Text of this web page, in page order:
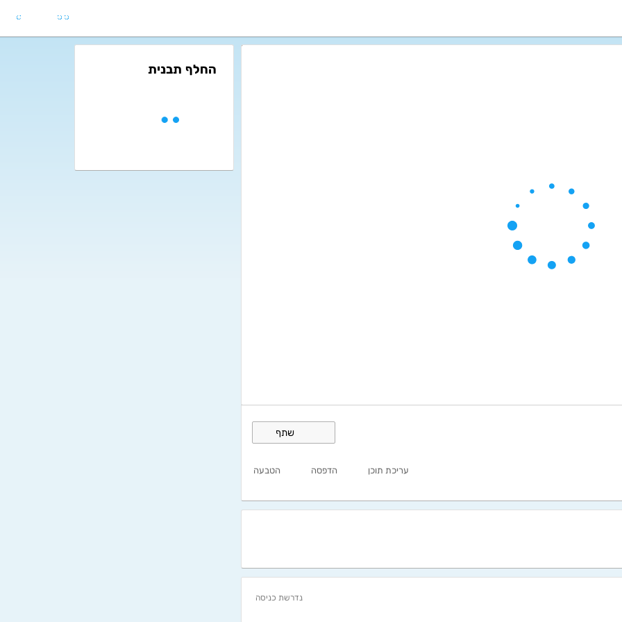
שתף
עריכת תוכן הדפסה הטבעה
נדרשת כניסה
החלף תבנית